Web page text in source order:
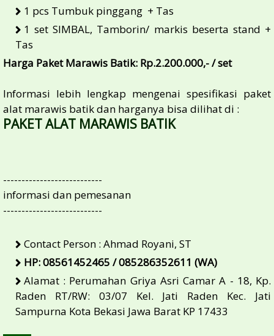
1 pcs Tumbuk pinggang + Tas
1 set SIMBAL, Tamborin/ markis beserta stand +
Tas
Harga Paket Marawis Batik: Rp.2.200.000,- / set
Informasi lebih lengkap mengenai spesifikasi paket
alat marawis batik dan harganya bisa dilihat di :
PAKET ALAT MARAWIS BATIK
---------------------------
informasi dan pemesanan
---------------------------
Contact Person : Ahmad Royani, ST
HP: 08561452465 / 085286352611 (WA)
Alamat : Perumahan Griya Asri Camar A - 18, Kp.
Raden RT/RW: 03/07 Kel. Jati Raden Kec. Jati
Sampurna Kota Bekasi Jawa Barat KP 17433